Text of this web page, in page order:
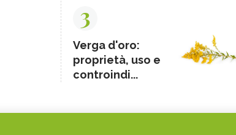
3
Verga d'oro:
proprietà, uso e
controindi...